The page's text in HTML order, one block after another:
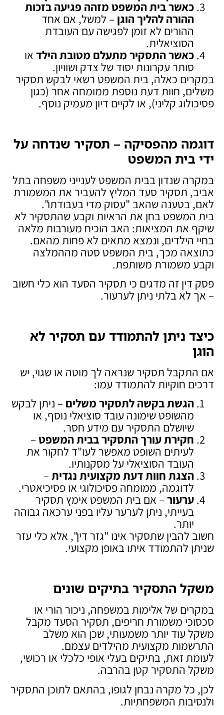
כאשר בית המשפט מזהה פגיעה בזכות
ההורה להליך הוגן – למשל, אם אחד
ההורים לא זומן לפגישה עם העובדת
הסוציאלית.
כאשר התסקיר מתעלם מטובת הילד או
סותר עקרונות יסוד של צדק ושוויון.
במקרים כאלה, בית המשפט רשאי לבקש תסקיר
משלים, חוות דעת נוספת ממומחה אחר (כגון
פסיכולוג קליני), או לקיים דיון מעמיק נוסף.
דוגמה מהפסיקה – תסקיר שנדחה על
ידי בית המשפט
במקרה שנדון בבית המשפט לענייני משפחה בתל
אביב, תסקיר סעד המליץ להעביר את המשמורת
לאם, בטענה שהאב "עסוק מדי בעבודתו".
בית המשפט בחן את הראיות וקבע שהתסקיר לא
שיקף את המציאות: האב הוכיח מעורבות מלאה
בחיי הילדים, ונמצא מתאים לא פחות מהאם.
כתוצאה מכך, בית המשפט סטה מההמלצה
וקבע משמורת משותפת.
פסק דין זה מדגים כי תסקיר הסעד הוא כלי חשוב
– אך לא בלתי ניתן לערעור.
כיצד ניתן להתמודד עם תסקיר לא
הוגן
אם התקבל תסקיר שנראה לך מוטה או שגוי, יש
דרכים חוקיות להתמודד עמו:
הגשת בקשה לתסקיר משלים – ניתן לבקש
מהשופט שימונה עובד סוציאלי נוסף, או
שיושלם התסקיר עם מידע חסר.
חקירת עורך התסקיר בבית המשפט –
לעיתים השופט מאפשר לעו"ד לחקור את
העובד הסוציאלי על מסקנותיו.
הצגת חוות דעת מקצועית נגדית –
לדוגמה, ממומחה פסיכולוגי או פסיכיאטרי.
ערעור – אם בית המשפט אימץ תסקיר
בעייתי, ניתן לערער עליו בפני ערכאה גבוהה
יותר.
חשוב להבין שתסקיר אינו "גזר דין", אלא כלי עזר
שניתן להתמודד איתו באופן מקצועי.
משקל התסקיר בתיקים שונים
במקרים של אלימות במשפחה, ניכור הורי או
סכסוכי משמורת חריפים, תסקיר הסעד מקבל
משקל עוד יותר משמעותי, שכן הוא משלב
התרשמות מקצועית מהילדים עצמם.
לעומת זאת, בתיקים בעלי אופי כלכלי או רכושי,
משקל התסקיר קטן בהרבה.
לכן, כל מקרה נבחן לגופו, בהתאם לתוכן התסקיר
ולנסיבות המשפחתיות.